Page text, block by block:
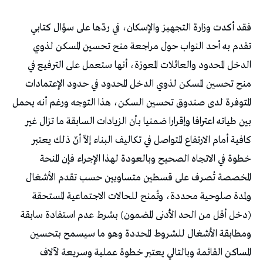
فقد أكدت وزارة التجهيز والإسكان، في ردّها على سؤال كتابي
تقدم به أحد النواب حول مراجعة منح تحسين المسكن لذوي
الدخل المحدود والعائلات المعوزة، أنها ستعمل على الترفيع في
منح تحسين المسكن لذوي الدخل المحدود في حدود الإعتمادات
المتوفرة لدى صندوق تحسين السكن، هذا التوجه ورغم أنه يحمل
بين طياته اعترافا وإقرارا ضمنيا بأن الزيادات السابقة ما تزال غير
كافية أمام الارتفاع المتواصل في تكاليف البناء إلاّ أنّ ذلك يعتبر
خطوة في الاتجاه الصحيح وبالعودة لهذا الإجراء فإن المنحة
المخصصة تُصرف على قسطين متساويين حسب تقدم الأشغال
ولمدة صلوحية محددة، وتُمنح للحالات الاجتماعية المستحقة
(دخل أقل من الحد الأدنى المضمون) بشرط عدم استفادة سابقة
ومطابقة الأشغال للشروط المحددة وهو ما سيسمح بتحسين
المساكن القائمة وبالتالي يعتبر خطوة عملية وسريعة لآلاف